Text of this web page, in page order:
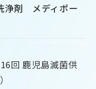
浄剤 メディポー
回 鹿児島滅菌供